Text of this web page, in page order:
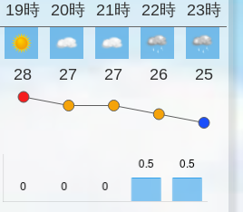
19時 20時 21時 22時 23時
28 27 27 26 25